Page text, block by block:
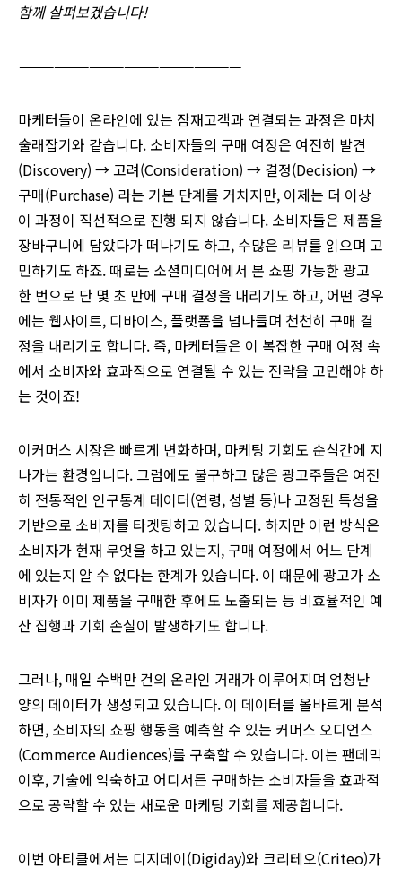
함께 살펴보겠습니다!
———————————————————
마케터들이 온라인에 있는 잠재고객과 연결되는 과정은 마치
술래잡기와 같습니다. 소비자들의 구매 여정은 여전히 발견
(Discovery) → 고려(Consideration) → 결정(Decision) →
구매(Purchase) 라는 기본 단계를 거치지만, 이제는 더 이상
이 과정이 직선적으로 진행 되지 않습니다. 소비자들은 제품을
장바구니에 담았다가 떠나기도 하고, 수많은 리뷰를 읽으며 고
민하기도 하죠. 때로는 소셜미디어에서 본 쇼핑 가능한 광고
한 번으로 단 몇 초 만에 구매 결정을 내리기도 하고, 어떤 경우
에는 웹사이트, 디바이스, 플랫폼을 넘나들며 천천히 구매 결
정을 내리기도 합니다. 즉, 마케터들은 이 복잡한 구매 여정 속
에서 소비자와 효과적으로 연결될 수 있는 전략을 고민해야 하
는 것이죠!
이커머스 시장은 빠르게 변화하며, 마케팅 기회도 순식간에 지
나가는 환경입니다. 그럼에도 불구하고 많은 광고주들은 여전
히 전통적인 인구통계 데이터(연령, 성별 등)나 고정된 특성을
기반으로 소비자를 타겟팅하고 있습니다. 하지만 이런 방식은
소비자가 현재 무엇을 하고 있는지, 구매 여정에서 어느 단계
에 있는지 알 수 없다는 한계가 있습니다. 이 때문에 광고가 소
비자가 이미 제품을 구매한 후에도 노출되는 등 비효율적인 예
산 집행과 기회 손실이 발생하기도 합니다.
그러나, 매일 수백만 건의 온라인 거래가 이루어지며 엄청난
양의 데이터가 생성되고 있습니다. 이 데이터를 올바르게 분석
하면, 소비자의 쇼핑 행동을 예측할 수 있는 커머스 오디언스
(Commerce Audiences)를 구축할 수 있습니다. 이는 팬데믹
이후, 기술에 익숙하고 어디서든 구매하는 소비자들을 효과적
으로 공략할 수 있는 새로운 마케팅 기회를 제공합니다.
이번 아티클에서는 디지데이(Digiday)와 크리테오(Criteo)가